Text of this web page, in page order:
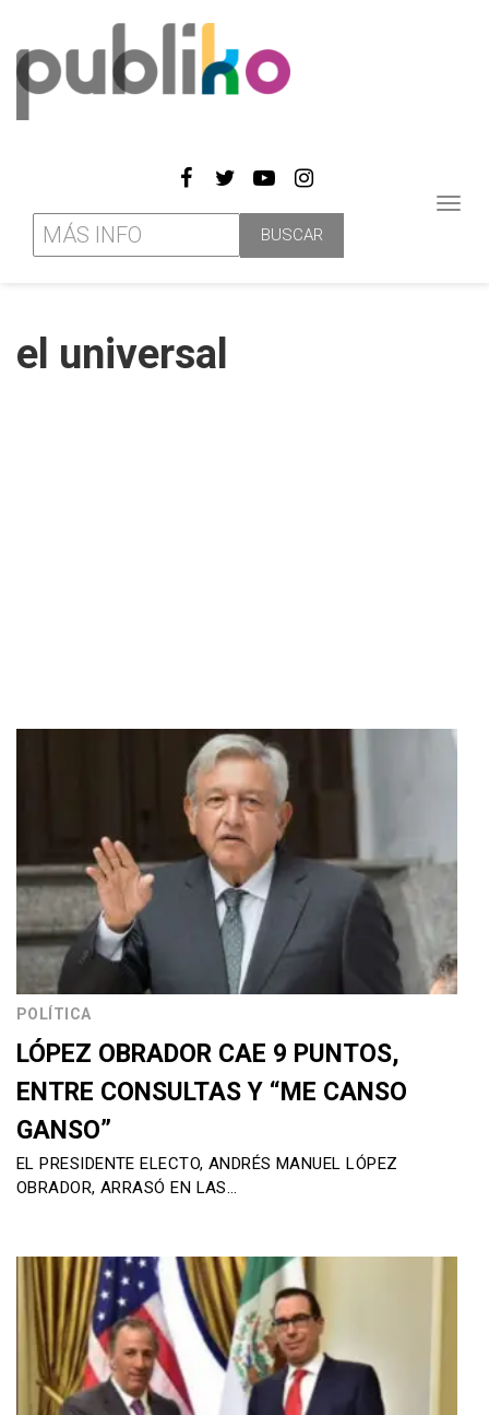
el universal
POLÍTICA
LÓPEZ OBRADOR CAE 9 PUNTOS,
ENTRE CONSULTAS Y “ME CANSO
GANSO”
EL PRESIDENTE ELECTO, ANDRÉS MANUEL LÓPEZ
OBRADOR, ARRASÓ EN LAS…